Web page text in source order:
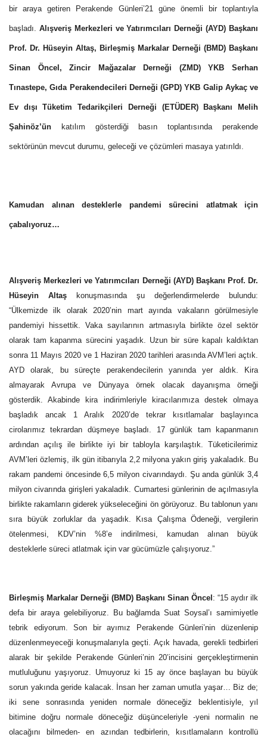
bir araya getiren Perakende Günleri’21 güne önemli bir toplantıyla
başladı. Alışveriş Merkezleri ve Yatırımcıları Derneği (AYD) Başkanı
Prof. Dr. Hüseyin Altaş, Birleşmiş Markalar Derneği (BMD) Başkanı
Sinan Öncel, Zincir Mağazalar Derneği (ZMD) YKB Serhan
Tınastepe, Gıda Perakendecileri Derneği (GPD) YKB Galip Aykaç ve
Ev dışı Tüketim Tedarikçileri Derneği (ETÜDER) Başkanı Melih
Şahinöz’ün katılım gösterdiği basın toplantısında perakende
sektörünün mevcut durumu, geleceği ve çözümleri masaya yatırıldı.
Kamudan alınan desteklerle pandemi sürecini atlatmak için
çabalıyoruz…
Alışveriş Merkezleri ve Yatırımcıları Derneği (AYD) Başkanı Prof. Dr.
Hüseyin Altaş
konuşmasında şu değerlendirmelerde bulundu:
“Ülkemizde ilk olarak 2020’nin mart ayında vakaların görülmesiyle
pandemiyi hissettik. Vaka sayılarının artmasıyla birlikte özel sektör
olarak tam kapanma sürecini yaşadık. Uzun bir süre kapalı kaldıktan
sonra 11 Mayıs 2020 ve 1 Haziran 2020 tarihleri arasında AVM’leri açtık.
AYD olarak, bu süreçte perakendecilerin yanında yer aldık. Kira
almayarak Avrupa ve Dünyaya örnek olacak dayanışma örneği
gösterdik. Akabinde kira indirimleriyle kiracılarımıza destek olmaya
başladık ancak 1 Aralık 2020’de tekrar kısıtlamalar başlayınca
cirolarımız tekrardan düşmeye başladı. 17 günlük tam kapanmanın
ardından açılış ile birlikte iyi bir tabloyla karşılaştık. Tüketicilerimiz
AVM’leri özlemiş, ilk gün itibarıyla 2,2 milyona yakın giriş yakaladık. Bu
rakam pandemi öncesinde 6,5 milyon civarındaydı. Şu anda günlük 3,4
milyon civarında girişleri yakaladık. Cumartesi günlerinin de açılmasıyla
birlikte rakamların giderek yükseleceğini ön görüyoruz. Bu tablonun yanı
sıra büyük zorluklar da yaşadık. Kısa Çalışma Ödeneği, vergilerin
ötelenmesi, KDV’nin %8’e indirilmesi, kamudan alınan büyük
desteklerle süreci atlatmak için var gücümüzle çalışıyoruz.”
Birleşmiş Markalar Derneği (BMD) Başkanı Sinan Öncel : “15 aydır ilk
defa bir araya gelebiliyoruz. Bu bağlamda Suat Soysal’ı samimiyetle
tebrik ediyorum. Son bir ayımız Perakende Günleri’nin düzenlenip
düzenlenmeyeceği konuşmalarıyla geçti. Açık havada, gerekli tedbirleri
alarak bir şekilde Perakende Günleri’nin 20’incisini gerçekleştirmenin
mutluluğunu yaşıyoruz. Umuyoruz ki 15 ay önce başlayan bu büyük
sorun yakında geride kalacak. İnsan her zaman umutla yaşar… Biz de;
iki sene sonrasında yeniden normale döneceğiz beklentisiyle, yıl
bitimine doğru normale döneceğiz düşünceleriyle -yeni normalin ne
olacağını bilmeden- en azından tedbirlerin, kısıtlamaların kontrollü